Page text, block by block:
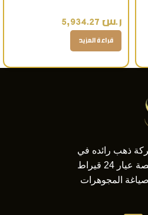
للهدية والتميز الشخصي
ر.س
قراءة المزيد
ذهب رائده في
صناعة سبائك الذهب الخالصة عيار 24 قيراط
وصياغة المجوهرات